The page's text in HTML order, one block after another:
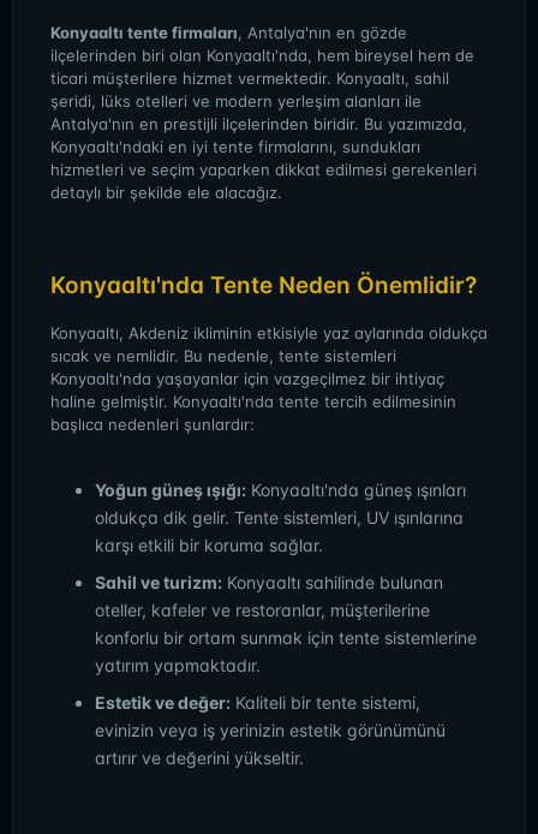
Konyaaltı tente firmaları , Antalya'nın en gözde
ilçelerinden biri olan Konyaaltı'nda, hem bireysel hem de
ticari müşterilere hizmet vermektedir. Konyaaltı, sahil
şeridi, lüks otelleri ve modern yerleşim alanları ile
Antalya'nın en prestijli ilçelerinden biridir. Bu yazımızda,
Konyaaltı'ndaki en iyi tente firmalarını, sundukları
hizmetleri ve seçim yaparken dikkat edilmesi gerekenleri
detaylı bir şekilde ele alacağız.
Konyaaltı'nda Tente Neden Önemlidir?
Konyaaltı, Akdeniz ikliminin etkisiyle yaz aylarında oldukça
sıcak ve nemlidir. Bu nedenle, tente sistemleri
Konyaaltı'nda yaşayanlar için vazgeçilmez bir ihtiyaç
haline gelmiştir. Konyaaltı'nda tente tercih edilmesinin
başlıca nedenleri şunlardır:
Yoğun güneş ışığı: Konyaaltı'nda güneş ışınları
oldukça dik gelir. Tente sistemleri, UV ışınlarına
karşı etkili bir koruma sağlar.
Sahil ve turizm: Konyaaltı sahilinde bulunan
oteller, kafeler ve restoranlar, müşterilerine
konforlu bir ortam sunmak için tente sistemlerine
yatırım yapmaktadır.
Estetik ve değer: Kaliteli bir tente sistemi,
evinizin veya iş yerinizin estetik görünümünü
artırır ve değerini yükseltir.